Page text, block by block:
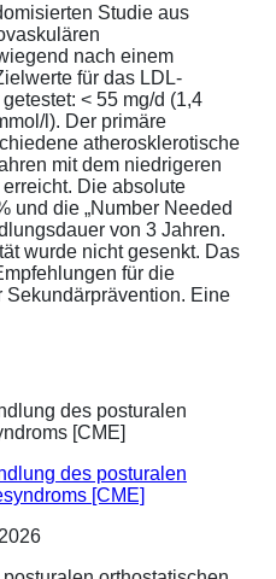
Studie aus
nach einem
für das LDL-
< 55 mg/d (1,4
l). Der primäre
atherosklerotische
mit dem niedrigeren
Die absolute
und die „Number Needed
von 3 Jahren.
wurde nicht gesenkt. Das
für die
Eine
des posturalen
[CME]